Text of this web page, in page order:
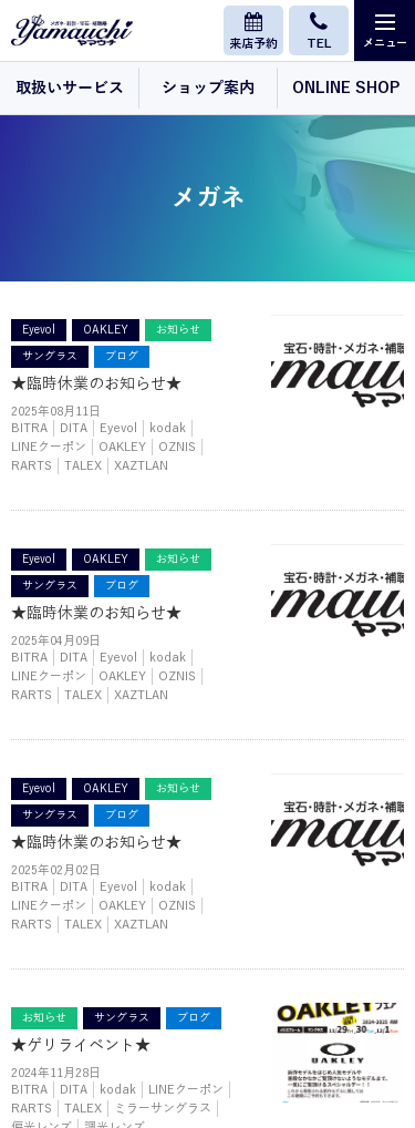
来店予約 TEL
取扱いサービス ショップ案内 ONLINE SHOP
メガネ
Eyevol OAKLEY お知らせ
サングラス ブログ
★臨時休業のお知らせ★
2025年08月11日
BITRA
DITA Eyevol
kodak
LINEクーポン
OAKLEY
OZNIS
RARTS
TALEX XAZTLAN
Eyevol OAKLEY お知らせ
サングラス ブログ
★臨時休業のお知らせ★
2025年04月09日
BITRA
DITA Eyevol
kodak
LINEクーポン
OAKLEY
OZNIS
RARTS
TALEX XAZTLAN
Eyevol OAKLEY お知らせ
サングラス ブログ
★臨時休業のお知らせ★
2025年02月02日
BITRA
DITA Eyevol
kodak
LINEクーポン
OAKLEY
OZNIS
RARTS
TALEX XAZTLAN
お知らせ サングラス ブログ
★ゲリライベント★
2024年11月28日
BITRA
DITA kodak
LINEクーポン
RARTS
TALEX
ミラーサングラス